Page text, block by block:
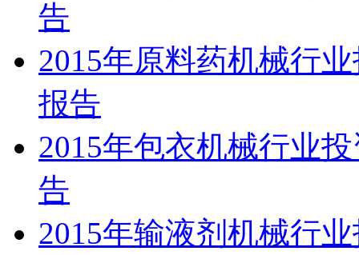
告
2015年原料药机械行
报告
2015年包衣机械行业
告
2015年输液剂机械行